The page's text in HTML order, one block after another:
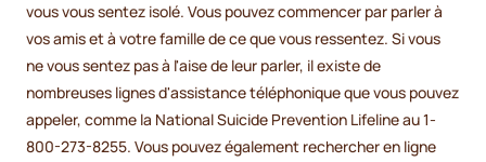
vous vous sentez isolé. Vous pouvez commencer par parler à
vos amis et à votre famille de ce que vous ressentez. Si vous
ne vous sentez pas à l'aise de leur parler, il existe de
nombreuses lignes d'assistance téléphonique que vous pouvez
appeler, comme la National Suicide Prevention Lifeline au 1-
800-273-8255. Vous pouvez également rechercher en ligne